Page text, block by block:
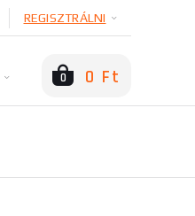
REGISZTRÁLNI
0 0 Ft